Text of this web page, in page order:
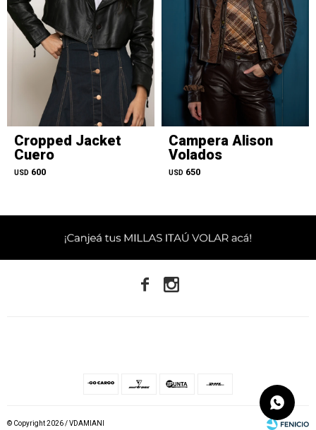
Cropped Jacket
Cuero
USD 600
Campera Alison
Volados
USD 650
 
© Copyright 2026 / VDAMIANI